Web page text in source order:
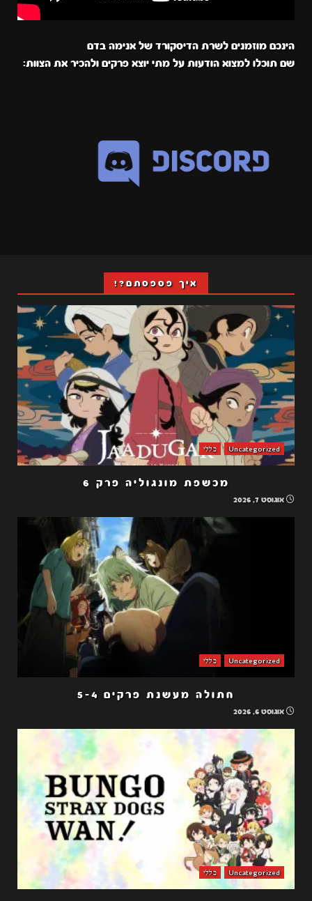
הינכם מוזמנים לשרת הדיסקורד של אנימה בדם
שם תוכלו למצוא הודעות על מתי יוצא פרקים ולהכיר את הצוות:
איך פספסתם?!
Uncategorized כללי
מכשפת מונגוליה פרק 6
אוגוסט 7, 2026
Uncategorized כללי
חתולה מעשנת פרקים 5-4
אוגוסט 6, 2026
Uncategorized כללי